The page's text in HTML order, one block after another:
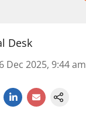
Desk
Dec 2025, 9:44 am